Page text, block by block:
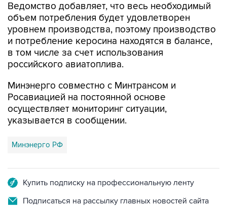
Ведомство добавляет, что весь необходимый
объем потребления будет удовлетворен
уровнем производства, поэтому производство
и потребление керосина находятся в балансе,
в том числе за счет использования
российского авиатоплива.
Минэнерго совместно с Минтрансом и
Росавиацией на постоянной основе
осуществляет мониторинг ситуации,
указывается в сообщении.
Минэнерго РФ
Купить подписку на профессиональную ленту
Подписаться на рассылку главных новостей сайта